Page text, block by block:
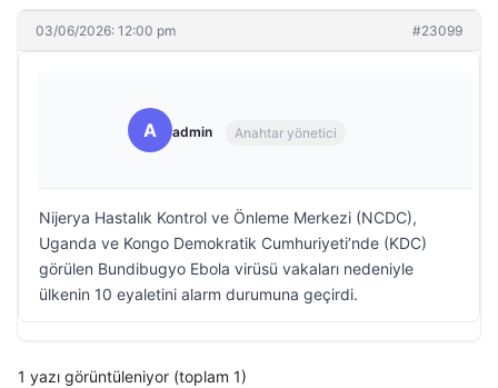
03/06/2026: 12:00 pm #23099
A admin Anahtar yönetici
Nijerya Hastalık Kontrol ve Önleme Merkezi (NCDC),
Uganda ve Kongo Demokratik Cumhuriyeti’nde (KDC)
görülen Bundibugyo Ebola virüsü vakaları nedeniyle
ülkenin 10 eyaletini alarm durumuna geçirdi.
1 yazı görüntüleniyor (toplam 1)